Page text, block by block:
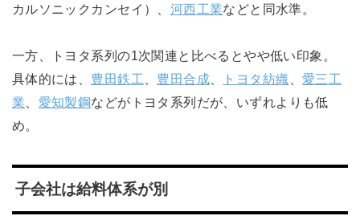
カルソニックカンセイ）、 河西工業などと同水準。
一方、トヨタ系列の1次関連と比べるとやや低い印象。
具体的には、 豊田鉄工 豊田合成 トヨタ紡織
愛三工
業
愛知製鋼などがトヨタ系列だが、いずれよりも低
め。
子会社は給料体系が別